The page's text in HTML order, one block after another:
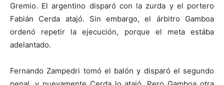
Gremio. El argentino disparó con la zurda y el portero
Fabián Cerda atajó. Sin embargo, el árbitro Gamboa
ordenó repetir la ejecución, porque el meta estába
adelantado.
Fernando Zampedri tomó el balón y disparó el segundo